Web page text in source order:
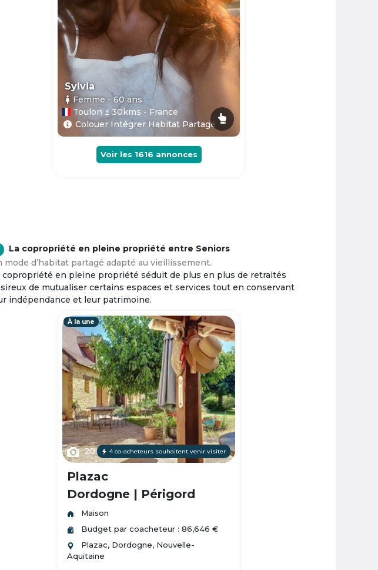
Sylvia
Femme - 60ans
Toulon ± 30kms - France
Colouer Intégrer Habitat Partagé
Voir les 1616 annonces
La copropriété en pleine propriété entre Seniors
mode d’habitat partagé adapté au vieillissement.
copropriété en pleine propriété séduit de plus en plus de retraités
de mutualiser certains espaces et services tout en conservant
indépendance et leur patrimoine.
À la une
20 4 co-acheteurs souhaitent venir visiter
Plazac
Dordogne | Périgord
Maison
Budget par coacheteur : 86,646 €
Plazac, Dordogne, Nouvelle-
Aquitaine